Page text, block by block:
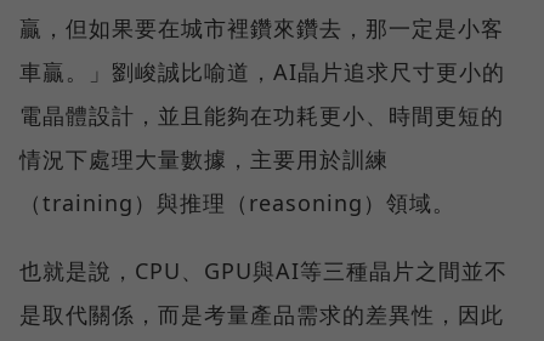
贏，但如果要在城市裡鑽來鑽去，那一定是小客
車贏。」劉峻誠比喻道，AI晶片追求尺寸更小的
電晶體設計，並且能夠在功耗更小、時間更短的
情況下處理大量數據，主要用於訓練
（training）與推理（reasoning）領域。
也就是說，CPU、GPU與AI等三種晶片之間並不
是取代關係，而是考量產品需求的差異性，因此